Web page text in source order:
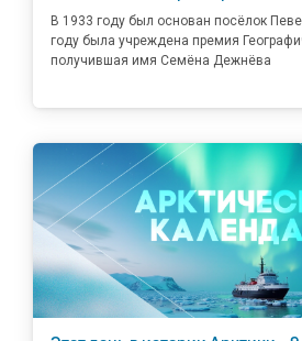
В 1933 году был основан посёлок
году была учреждена премия
получившая имя Семёна Дежнёва